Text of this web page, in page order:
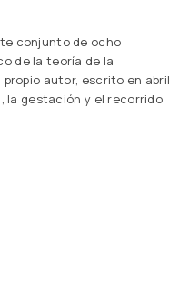
conjunto de ocho
de la teoría de la
autor, escrito en abril
la gestación y el recorrido